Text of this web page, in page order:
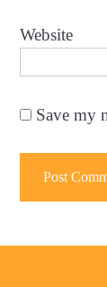
Website
Save my